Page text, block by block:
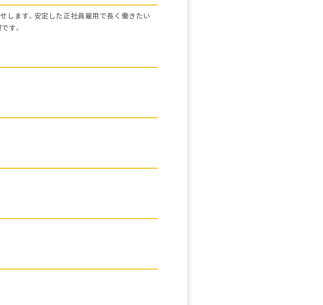
します。安定した正社員雇用で長く働きたい
す。